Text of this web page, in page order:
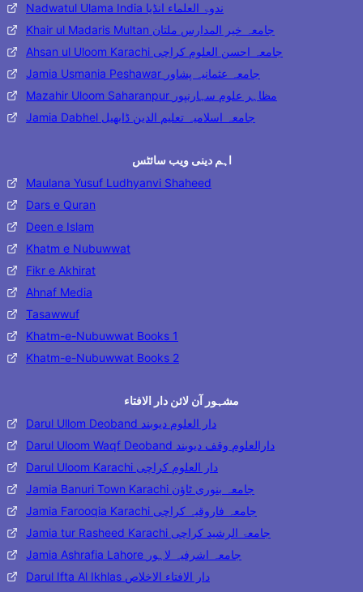
Nadwatul Ulama India ندوۃ العلماء انڈیا
Khair ul Madaris Multan جامعہ خیر المدارس ملتان
Ahsan ul Uloom Karachi جامعہ احسن العلوم کراچی
Jamia Usmania Peshawar جامعہ عثمانیہ پشاور
Mazahir Uloom Saharanpur مظاہر علوم سہارنپور
Jamia Dabhel جامعہ اسلامیہ تعلیم الدین ڈابھیل
اہم دینی ویب سائٹس
Maulana Yusuf Ludhyanvi Shaheed
Dars e Quran
Deen e Islam
Khatm e Nubuwwat
Fikr e Akhirat
Ahnaf Media
Tasawwuf
Khatm-e-Nubuwwat Books 1
Khatm-e-Nubuwwat Books 2
مشہور آن لائن دار الافتاء
Darul Ullom Deoband دار العلوم دیوبند
Darul Uloom Waqf Deoband دارالعلوم وقف دیوبند
Darul Uloom Karachi دار العلوم کراچی
Jamia Banuri Town Karachi جامعہ بنوری ٹاؤن
Jamia Farooqia Karachi جامعہ فاروقیہ کراچی
Jamia tur Rasheed Karachi جامعۃ الرشید کراچی
Jamia Ashrafia Lahore جامعہ اشرفیہ لاہور
Darul Ifta Al Ikhlas دار الافتاء الاخلاص